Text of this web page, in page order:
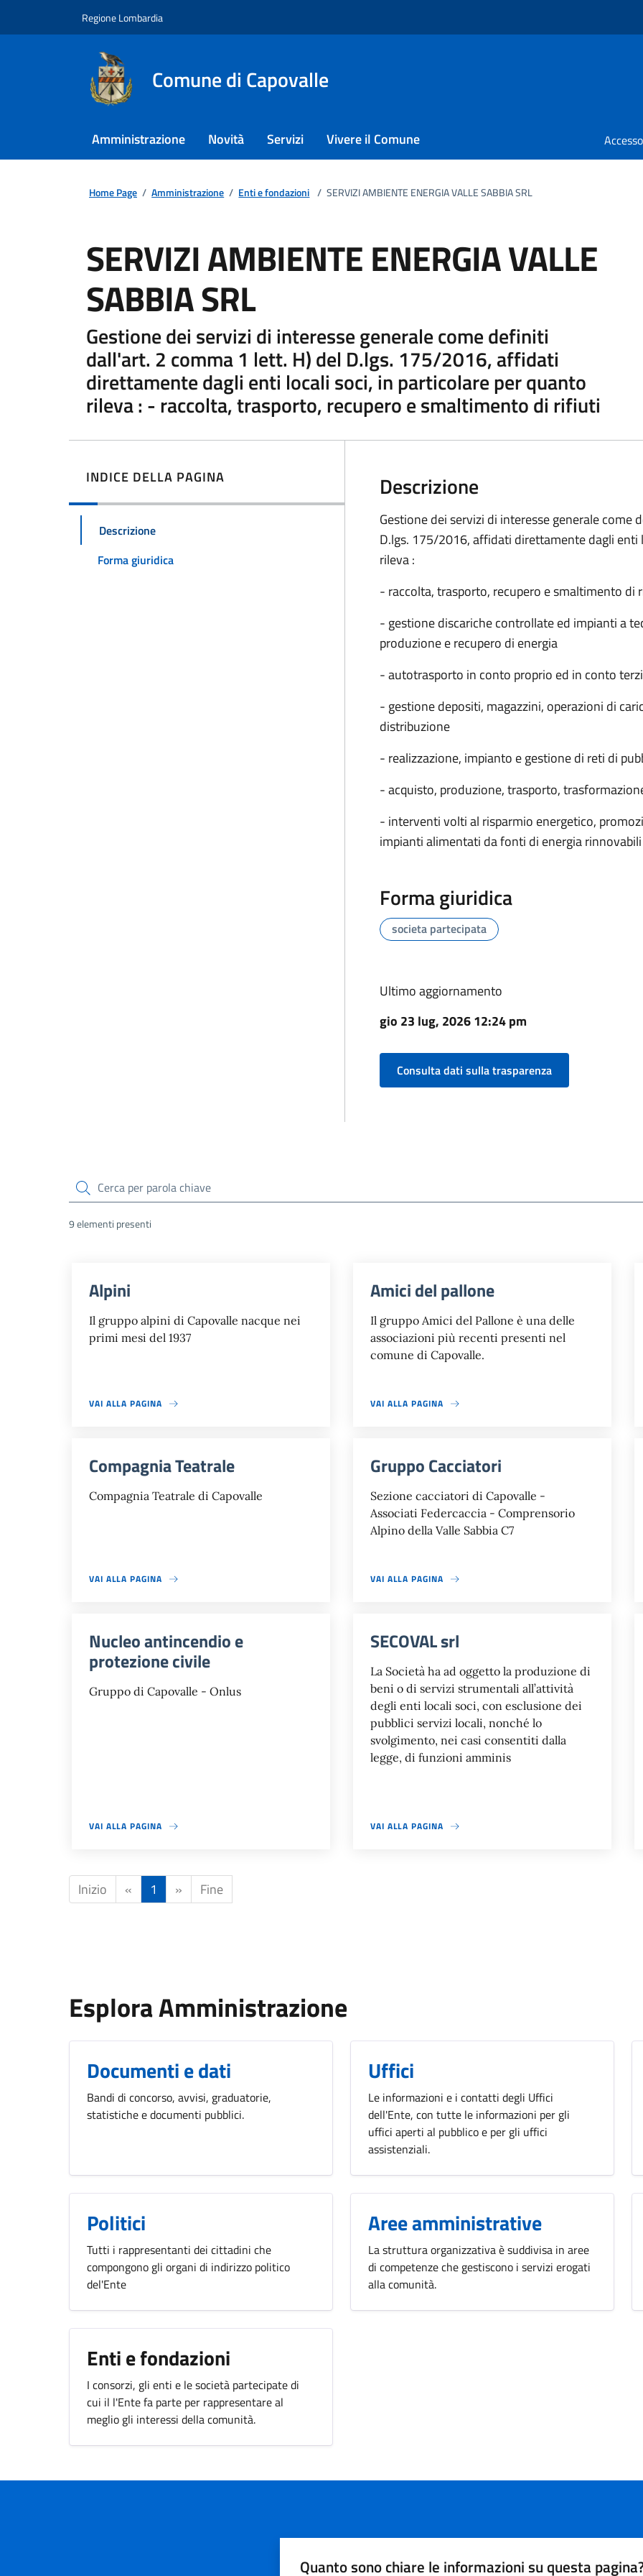
Regione Lombardia
Comune di Capovalle
Amministrazione Novità Servizi Vivere il Comune
Home Page / Amministrazione / Enti e fondazioni / SERVIZI AMBIENTE ENERGIA VALLE SABBIA SRL
SERVIZI AMBIENTE ENERGIA VALLE
SABBIA SRL
Gestione dei servizi di interesse generale come definiti
dall'art. 2 comma 1 lett. H) del D.lgs. 175/2016, affidati
direttamente dagli enti locali soci, in particolare per quanto
rileva : - raccolta, trasporto, recupero e smaltimento di rifiuti
INDICE DELLA PAGINA
Descrizione
Forma giuridica
Descrizione
Gestione dei servizi di interesse generale
D.lgs. 175/2016, affidati direttamente dagli enti
rileva :
- raccolta, trasporto, recupero e smaltimento di
- gestione discariche controllate ed impianti a
produzione e recupero di energia
- autotrasporto in conto proprio ed in conto terzi
- gestione depositi, magazzini, operazioni di
distribuzione
- realizzazione, impianto e gestione di reti di
- acquisto, produzione, trasporto,
- interventi volti al risparmio energetico,
impianti alimentati da fonti di energia rinnovabili
Forma giuridica
societa partecipata
Ultimo aggiornamento
gio 23 lug, 2026 12:24 pm
Consulta dati sulla trasparenza
cerca
9 elementi presenti
Alpini
Il gruppo alpini di Capovalle nacque nei
primi mesi del 1937
VAI ALLA PAGINA
Amici del pallone
Il gruppo Amici del Pallone è una delle
associazioni più recenti presenti nel
comune di Capovalle.
VAI ALLA PAGINA
Compagnia Teatrale
Compagnia Teatrale di Capovalle
VAI ALLA PAGINA
Gruppo Cacciatori
Sezione cacciatori di Capovalle -
Associati Federcaccia - Comprensorio
Alpino della Valle Sabbia C7
VAI ALLA PAGINA
Nucleo antincendio e
protezione civile
Gruppo di Capovalle - Onlus
VAI ALLA PAGINA
SECOVAL srl
La Società ha ad oggetto la produzione di
beni o di servizi strumentali all’attività
degli enti locali soci, con esclusione dei
pubblici servizi locali, nonché lo
svolgimento, nei casi consentiti dalla
legge, di funzioni amminis
VAI ALLA PAGINA
Inizio « 1 » Fine
Esplora Amministrazione
Documenti e dati
Bandi di concorso, avvisi, graduatorie,
statistiche e documenti pubblici.
Uffici
Le informazioni e i contatti degli Uffici
dell'Ente, con tutte le informazioni per gli
uffici aperti al pubblico e per gli uffici
assistenziali.
Politici
Tutti i rappresentanti dei cittadini che
compongono gli organi di indirizzo politico
del'Ente
Aree amministrative
La struttura organizzativa è suddivisa in aree
di competenze che gestiscono i servizi erogati
alla comunità.
Enti e fondazioni
I consorzi, gli enti e le società partecipate di
cui il l'Ente fa parte per rappresentare al
meglio gli interessi della comunità.
Quanto sono chiare le informazioni su questa